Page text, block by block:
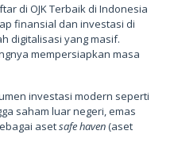
di OJK Terbaik di Indonesia
finansial dan investasi di
digitalisasi yang masif.
mempersiapkan masa
investasi modern seperti
saham luar negeri, emas
asetsafe haven(aset